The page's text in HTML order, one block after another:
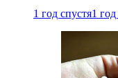
1 год спустя1